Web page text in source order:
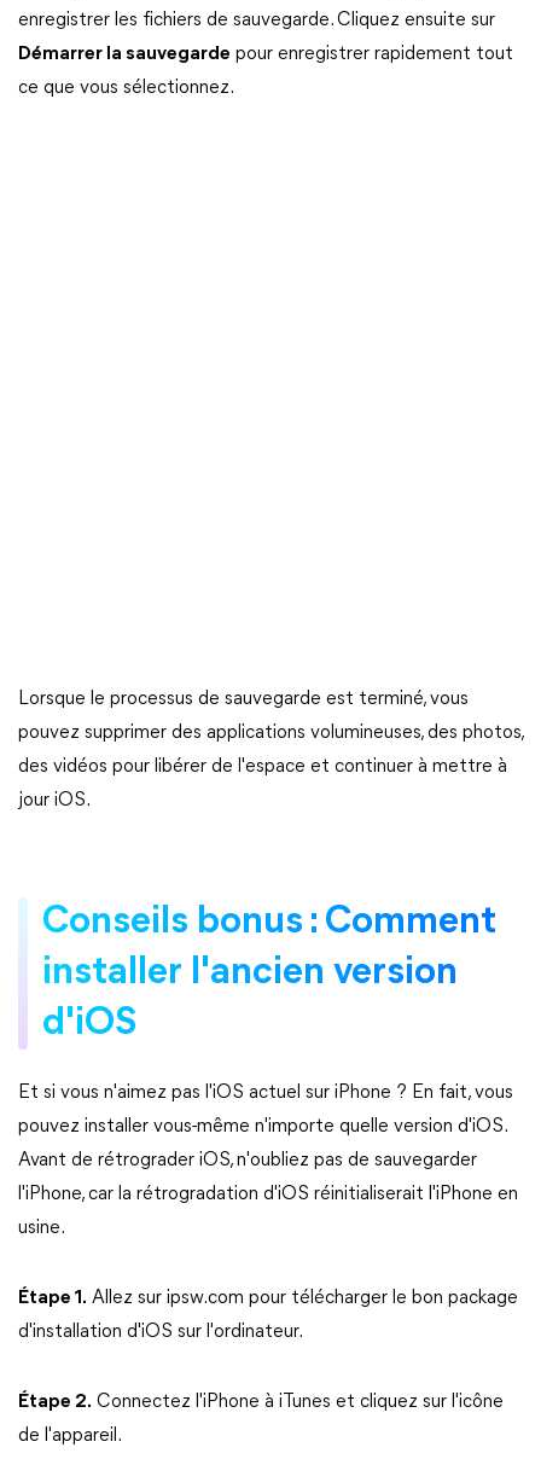
enregistrer les fichiers de sauvegarde. Cliquez ensuite sur
Démarrer la sauvegarde pour enregistrer rapidement tout
ce que vous sélectionnez.
Lorsque le processus de sauvegarde est terminé, vous
pouvez supprimer des applications volumineuses, des photos,
des vidéos pour libérer de l'espace et continuer à mettre à
jour iOS.
Conseils bonus : Comment
installer l'ancien version
d'iOS
Et si vous n'aimez pas l'iOS actuel sur iPhone ? En fait, vous
pouvez installer vous-même n'importe quelle version d'iOS.
Avant de rétrograder iOS, n'oubliez pas de sauvegarder
l'iPhone, car la rétrogradation d'iOS réinitialiserait l'iPhone en
usine.
Étape 1. Allez sur ipsw.com pour télécharger le bon package
d'installation d'iOS sur l'ordinateur.
Étape 2. Connectez l'iPhone à iTunes et cliquez sur l'icône
de l'appareil.